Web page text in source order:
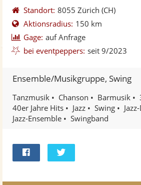
5
Sternen
Standort: 8055 Zürich (CH)
Aktionsradius: 150 km
Gage: auf Anfrage
bei eventpeppers: seit 9/2023
Ensemble/Musikgruppe, Swing
Tanzmusik Chanson Barmusik
40er Jahre Hits
Jazz Swing
Jazz-Ensemble
Swingband
Facebook